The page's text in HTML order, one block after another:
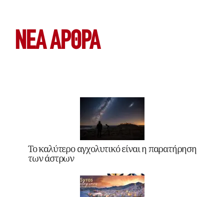
ΝΕΑ ΆΡΘΡΑ
Το καλύτερο αγχολυτικό είναι η παρατήρηση
των άστρων